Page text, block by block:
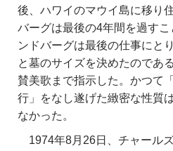
後、ハワイのマウイ島に移り
バーグは最後の4年間を過す
ンドバーグは最後の仕事にと
と墓のサイズを決めたのであ
賛美歌まで指示した。かつて
行」をなし遂げた緻密な性質
なかった。
1974年8月26日、チャール